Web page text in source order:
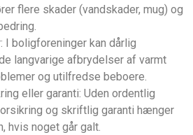
flere skader (vandskader, mug) og
I boligforeninger kan dårlig
langvarige afbrydelser af varmt
og utilfredse beboere.
eller garanti: Uden ordentlig
og skriftlig garanti hænger
hvis noget går galt.